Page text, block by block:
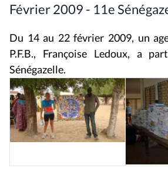
Février 2009 - 11e
Du 14 au 22 février 2009, un
P.F.B., Françoise Ledoux, a
Sénégazelle.